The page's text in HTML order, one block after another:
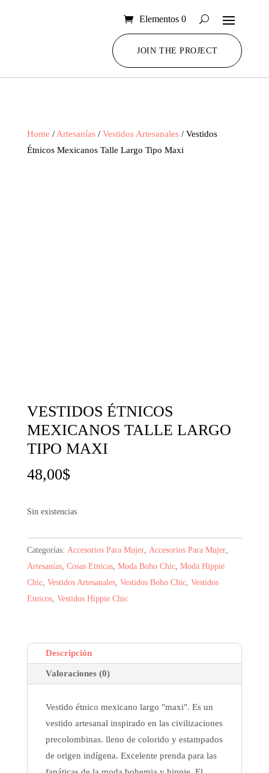
Elementos 0
JOIN THE PROJECT
Home / Artesanías/ Vestidos Artesanales/ Vestidos
Étnicos Mexicanos Talle Largo Tipo Maxi
VESTIDOS ÉTNICOS
MEXICANOS TALLE LARGO
TIPO MAXI
48,00$
Sin existencias
Categorías: Accesorios Para Mujer, Accesorios Para Mujer,
Artesanías, Cosas Etnicas, Moda Boho Chic, Moda Hippie
Chic, Vestidos Artesanales, Vestidos Boho Chic, Vestidos
Etnicos, Vestidos Hippie Chic
Descripción
Valoraciones (0)
Vestido étnico mexicano largo "maxi". Es un
vestido artesanal inspirado en las civilizaciones
precolombinas. lleno de colorido y estampados
de origen indígena. Excelente prenda para las